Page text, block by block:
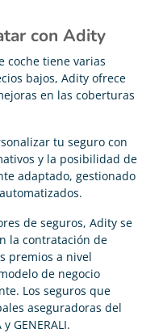
con Adity
coche tiene varias
bajos, Adity ofrece
en las coberturas
tu seguro con
y la posibilidad de
adaptado, gestionado
de seguros, Adity se
la contratación de
premios a nivel
de negocio
Los seguros que
aseguradoras del
GENERALI.